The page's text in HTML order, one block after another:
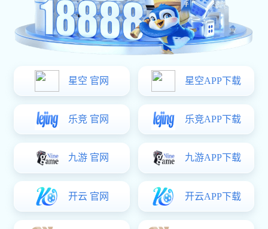
ABOUT US
NG娱乐-科技赋能场景,让娱乐更有趣!